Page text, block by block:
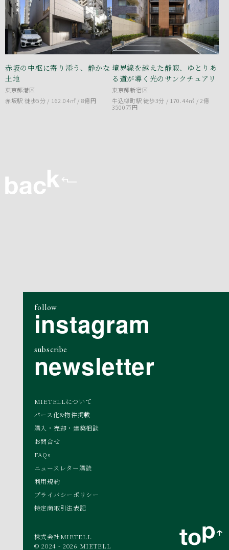
赤坂の中枢に寄り添う、静かな
土地
東京都港区
赤坂駅 徒歩5分 / 162.04㎡ / 8億円
境界線を越えた静寂、ゆとりあ
る道が導く光のサンクチュアリ
東京都新宿区
牛込柳町駅 徒歩3分 / 170.44㎡ /2億
3500万円
follow
instagram
subscribe
newsletter
MIETELLについて
パース化&物件掲載
購入・売却・建築相談
お問合せ
FAQs
ニュースレター購読
利用規約
プライバシーポリシー
特定商取引法表記
株式会社MIETELL
© 2024 - 2026 MIETELL